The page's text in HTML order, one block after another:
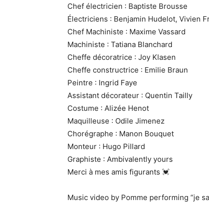
Chef électricien : Baptiste Brousse
Électriciens : Benjamin Hudelot, Vivien
Chef Machiniste : Maxime Vassard
Machiniste : Tatiana Blanchard
Cheffe décoratrice : Joy Klasen
Cheffe constructrice : Emilie Braun
Peintre : Ingrid Faye
Assistant décorateur : Quentin Tailly
Costume : Alizée Henot
Maquilleuse : Odile Jimenez
Chorégraphe : Manon Bouquet
Monteur : Hugo Pillard
Graphiste : Ambivalently yours
Merci à mes amis figurants 💓
Music video by Pomme performing “je